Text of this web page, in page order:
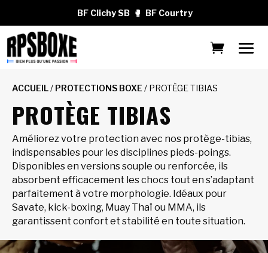
BF Clichy SB 🥊 BF Courtry
ACCUEIL/ PROTECTIONS BOXE / PROTÈGE TIBIAS
PROTÈGE TIBIAS
Améliorez votre protection avec nos protège-tibias,
indispensables pour les disciplines pieds-poings.
Disponibles en versions souple ou renforcée, ils
absorbent efficacement les chocs tout en s’adaptant
parfaitement à votre morphologie. Idéaux pour
Savate, kick-boxing, Muay Thaï ou MMA, ils
garantissent confort et stabilité en toute situation.